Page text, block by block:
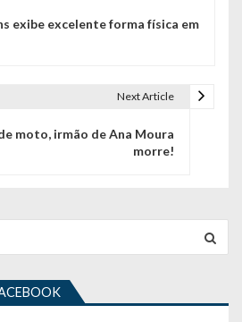
exibe excelente forma física em
Next Article
moto, irmão de Ana Moura
morre!